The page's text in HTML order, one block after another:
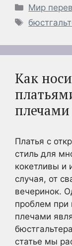
Рубрики
Мир
Метки
Как
плечами
Платья с
стиль для
кокетливы и
случая, от
вечеринок.
проблем при
плечами
статье мы